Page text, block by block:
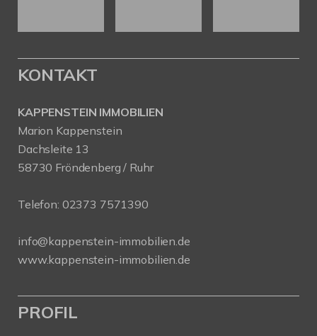
KONTAKT
KAPPENSTEIN IMMOBILIEN
Marion Kappenstein
Dachsleite 13
58730 Fröndenberg / Ruhr
Telefon: 02373 7571390
info@kappenstein-immobilien.de
www.kappenstein-immobilien.de
PROFIL